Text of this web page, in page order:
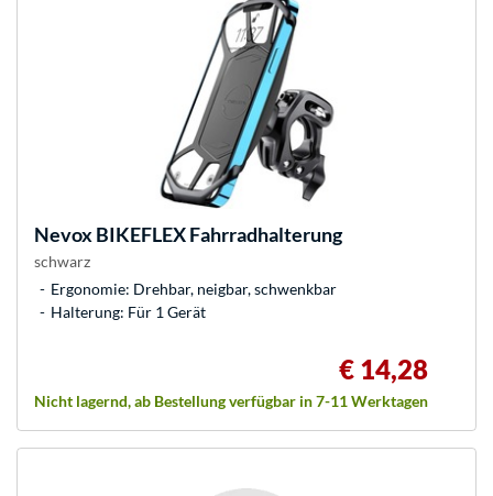
NevoxBIKEFLEX Fahrradhalterung
schwarz
Ergonomie: Drehbar, neigbar, schwenkbar
Halterung: Für 1 Gerät
€ 14,28
Nicht lagernd, ab Bestellung verfügbar in 7-11 Werktagen